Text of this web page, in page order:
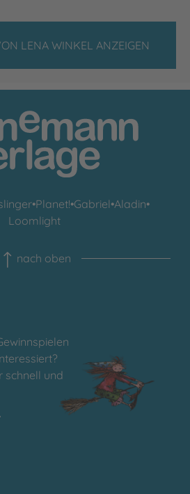
LENA WINKEL ANZEIGEN
•Planet!•Gabriel•Aladin•
Loomlight
nach oben
schnell und